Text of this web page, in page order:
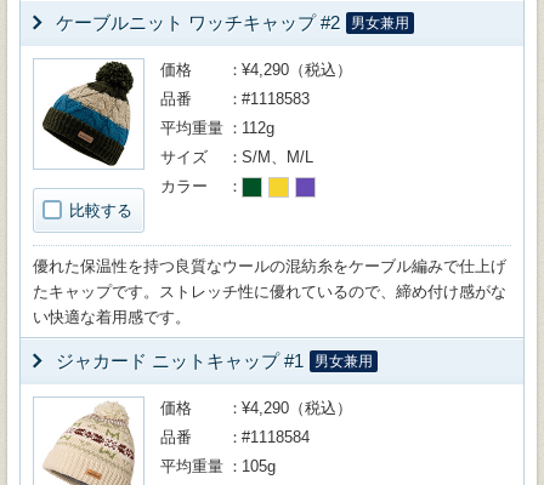
ケーブルニット ワッチキャップ #2 男女兼用
比較する
価格
¥4,290（税込）
品番
#1118583
平均重量
112g
サイズ
S/M、M/L
カラー
優れた保温性を持つ良質なウールの混紡糸をケーブル編みで仕上げ
たキャップです。ストレッチ性に優れているので、締め付け感がな
い快適な着用感です。
ジャカード ニットキャップ #1 男女兼用
価格
¥4,290（税込）
品番
#1118584
平均重量
105g